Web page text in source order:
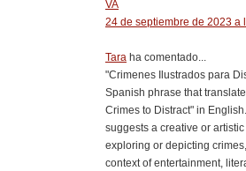
VA
24 de septiembre de 2023 a
Tara ha comentado...
"Crimenes Ilustrados para
Spanish phrase that
Crimes to Distract" in
suggests a creative or
exploring or depicting
context of entertainment,